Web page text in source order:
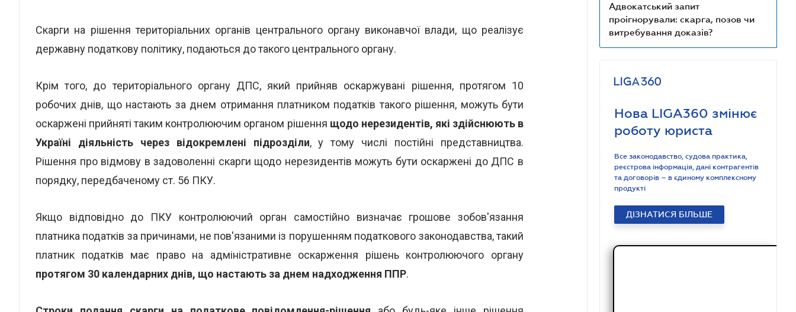
Скарги на рішення територіальних органів центрального органу виконавчої влади, що реалізує
державну податкову політику, подаються до такого центрального органу.
Крім того, до територіального органу ДПС, який прийняв оскаржувані рішення, протягом 10
робочих днів, що настають за днем отримання платником податків такого рішення, можуть бути
оскаржені прийняті таким контролюючим органом рішення щодо нерезидентів, які здійснюють в
Україні діяльність через відокремлені підрозділи, у тому числі постійні представництва.
Рішення про відмову в задоволенні скарги щодо нерезидентів можуть бути оскаржені до ДПС в
порядку, передбаченому ст. 56 ПКУ.
Якщо відповідно до ПКУ контролюючий орган самостійно визначає грошове зобов'язання
платника податків за причинами, не пов'язаними із порушенням податкового законодавства, такий
платник податків має право на адміністративне оскарження рішень контролюючого органу
протягом 30 календарних днів, що настають за днем надходження ППР.
Адвокатський запит
проігнорували: скарга, позов чи
витребування доказів?
Нова LIGA360 змінює
роботу юриста
Все законодавство, судова практика,
реєстрова інформація, дані контрагентів
та договорів – в єдиному комплексному
продукті
ДІЗНАТИСЯ БІЛЬШЕ